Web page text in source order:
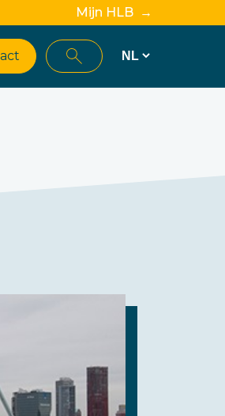
Mijn HLB →